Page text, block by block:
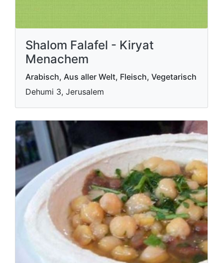
Shalom Falafel - Kiryat
Menachem
Arabisch, Aus aller Welt, Fleisch, Vegetarisch
Dehumi 3, Jerusalem